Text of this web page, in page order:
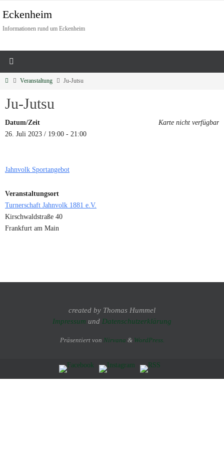
Eckenheim
Informationen rund um Eckenheim
Veranstaltung Ju-Jutsu
Ju-Jutsu
Karte nicht verfügbar
Datum/Zeit
26. Juli 2023 / 19:00 - 21:00
Jahnvolk Sportangebot
Veranstaltungsort
Turnerschaft Jahnvolk 1881 e.V.
Kirschwaldstraße 40
Frankfurt am Main
created by Thomas Hummel
Impressum und Datenschutzerklärung
Präsentiert von Nirvana & WordPress.